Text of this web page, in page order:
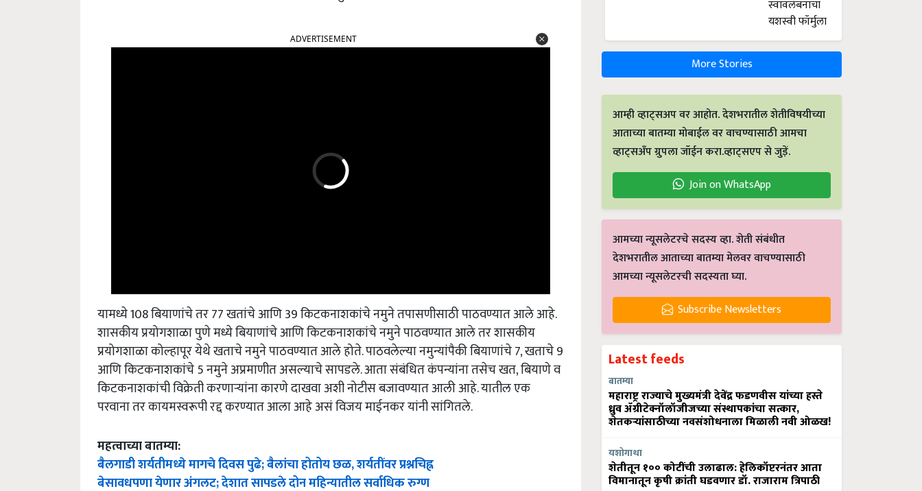
यामध्ये 108 बियाणांचे तर 77 खतांचे आणि 39 किटकनाशकांचे नमुने तपासणीसाठी पाठवण्यात आले आहे.
शासकीय प्रयोगशाळा पुणे मध्ये बियाणांचे आणि किटकनाशकांचे नमुने पाठवण्यात आले तर शासकीय
प्रयोगशाळा कोल्हापूर येथे खताचे नमुने पाठवण्यात आले होते. पाठवलेल्या नमुन्यांपैकी बियाणांचे 7, खताचे 9
आणि किटकनाशकांचे 5 नमुने अप्रमाणीत असल्याचे सापडले. आता संबंधित कंपन्यांना तसेच खत, बियाणे व
किटकनाशकांची विक्रेती करणाऱ्यांना कारणे दाखवा अशी नोटीस बजावण्यात आली आहे. यातील एक
परवाना तर कायमस्वरूपी रद्द करण्यात आला आहे असं विजय माईनकर यांनी सांगितले.
महत्वाच्या बातम्या:
बैलगाडी शर्यतीमध्ये मागचे दिवस पुढे; बैलांचा होतोय छळ, शर्यतींवर प्रश्नचिह्न
बेसावधपणा येणार अंगलट; देशात सापडले दोन महिन्यातील सर्वाधिक रुग्ण
More Stories
आम्ही व्हाट्सअप वर आहोत. देशभरातील शेतीविषयीच्या
आताच्या बातम्या मोबाईल वर वाचण्यासाठी आमचा
व्हाट्सअँप ग्रुपला जॉईन करा.व्हाट्सएप से जुड़ें.
Join on WhatsApp
आमच्या न्यूसलेटरचे सदस्य व्हा. शेती संबंधीत
देशभरातील आताच्या बातम्या मेलवर वाचण्यासाठी
आमच्या न्यूसलेटरची सदस्यता घ्या.
Subscribe Newsletters
Latest feeds
बातम्या
महाराष्ट्र राज्याचे मुख्यमंत्री देवेंद्र फडणवीस यांच्या हस्ते
ध्रुव ॲग्रीटेक्नॉलॉजीजच्या संस्थापकांचा सत्कार,
शेतकऱ्यांसाठीच्या नवसंशोधनाला मिळाली नवी ओळख!
यशोगाथा
शेतीतून १०० कोटींची उलाढाल: हेलिकॉप्टरनंतर आता
विमानातून कृषी क्रांती घडवणार डॉ. राजाराम त्रिपाठी